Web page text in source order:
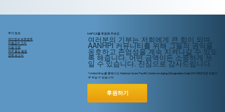
추가 정보
개인정보 보호정책
차별금지 고지
이용 약관
자주 묻는 질문
연례 보고서
NAPCA를 후원해 주세요
여러분의 기부는 저희에게 큰 힘이 되며,
AANHPI 커뮤니티를 위해그들의 권익을
옹호하고 존엄성을 계속 지켜나갈 수 있도
록 해줍니다. 어떤 금액이든 소중하게 쓰
일 수 있습니다. 진심으로 감사드립니다.
* United Way를 통해서도 National Asian Pacific Center on Aging (Designation Code D4139227)로 지정기
부 하실 수 있습니다.
후원하기